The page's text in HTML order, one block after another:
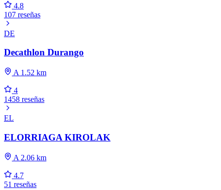
4.8
107 reseñas
DE
Decathlon Durango
A 1.52 km
4
1458 reseñas
EL
ELORRIAGA KIROLAK
A 2.06 km
4.7
51 reseñas